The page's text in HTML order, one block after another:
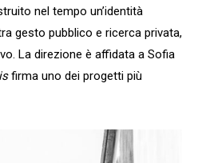
nel tempo un’identità
gesto pubblico e ricerca privata,
La direzione è affidata a Sofia
firma uno dei progetti più